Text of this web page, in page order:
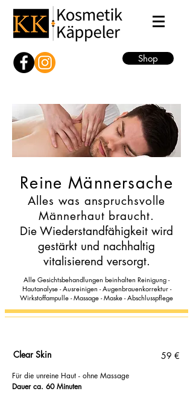
Shop
Reine Männersache
Alles was anspruchsvolle
Männerhaut braucht.
Die Wiederstandfähigkeit wird
gestärkt und nachhaltig
vitalisierend versorgt.
Alle Gesichtsbehandlungen beinhalten Reinigung -
Hautanalyse - Ausreinigen - Augenbrauenkorrektur -
Wirkstoffampulle - Massage - Maske - Abschlusspflege
Clear Skin 59 €
Für die unreine Haut - ohne Massage
Dauer ca. 60 Minuten